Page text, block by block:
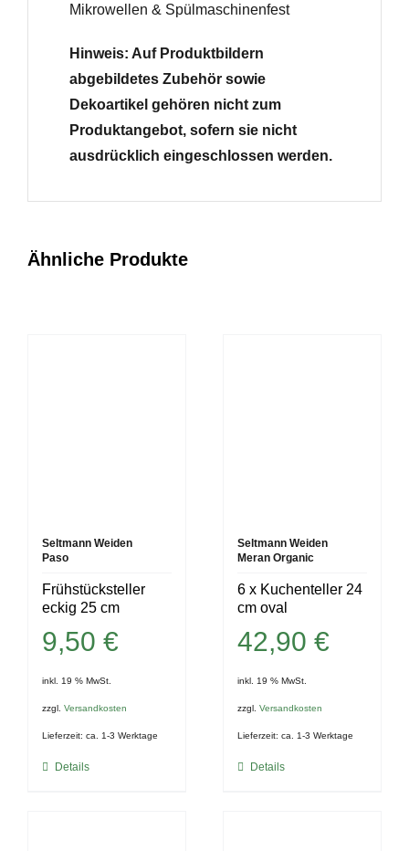
Mikrowellen & Spülmaschinenfest
Hinweis: Auf Produktbildern
abgebildetes Zubehör sowie
Dekoartikel gehören nicht zum
Produktangebot, sofern sie nicht
ausdrücklich eingeschlossen werden.
Ähnliche Produkte
Seltmann Weiden
Paso
Frühstücksteller
eckig 25 cm
9,50 €
inkl. 19 % MwSt.
zzgl. Versandkosten
Lieferzeit: ca. 1-3 Werktage
Details
Seltmann Weiden
Meran Organic
6 x Kuchenteller 24
cm oval
42,90€
inkl. 19 % MwSt.
zzgl.Versandkosten
Lieferzeit:ca. 1-3 Werktage
Details